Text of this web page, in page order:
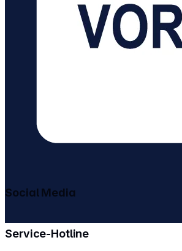
Service-Hotline
Social Media